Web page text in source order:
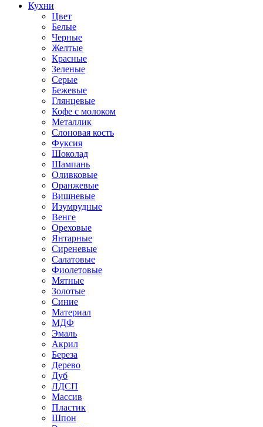
Кухни
Цвет
Белые
Черные
Желтые
Красные
Зеленые
Серые
Бежевые
Глянцевые
Кофе с молоком
Металлик
Слоновая кость
Фуксия
Шоколад
Шампань
Оливковые
Оранжевые
Вишневые
Изумрудные
Венге
Ореховые
Янтарные
Сиреневые
Салатовые
Фиолетовые
Мятные
Золотые
Синие
Материал
МДФ
Эмаль
Акрил
Береза
Дерево
Дуб
ЛДСП
Массив
Пластик
Шпон